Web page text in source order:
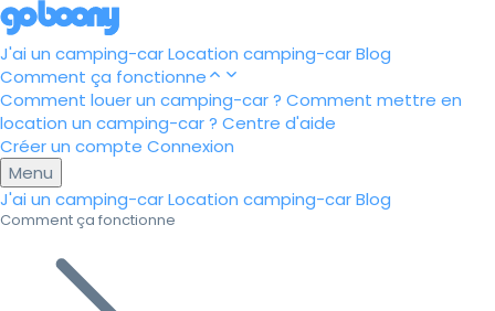
J'ai un camping-carLocation camping-carBlog
Comment ça fonctionne
Comment louer un camping-car ? Comment mettre en
location un camping-car ? Centre d'aide
Créer un compte Connexion
Menu
J'ai un camping-carLocation camping-carBlog
Comment ça fonctionne